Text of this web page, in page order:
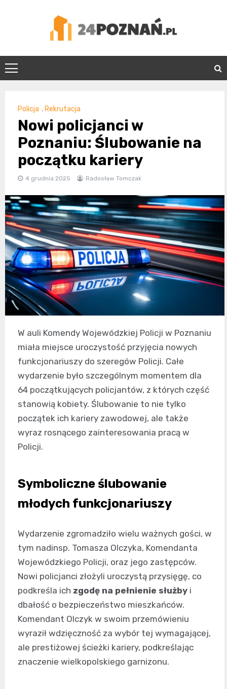
24Poznań.pl
Policja , Rekrutacja
Nowi policjanci w
Poznaniu: Ślubowanie na
początku kariery
4 grudnia 2025 Radosław Tomczak
W auli Komendy Wojewódzkiej Policji w Poznaniu
miała miejsce uroczystość przyjęcia nowych
funkcjonariuszy do szeregów Policji. Całe
wydarzenie było szczególnym momentem dla
64 początkujących policjantów, z których część
stanowią kobiety. Ślubowanie to nie tylko
początek ich kariery zawodowej, ale także
wyraz rosnącego zainteresowania pracą w
Policji.
Symboliczne ślubowanie
młodych funkcjonariuszy
Wydarzenie zgromadziło wielu ważnych gości, w
tym nadinsp. Tomasza Olczyka, Komendanta
Wojewódzkiego Policji, oraz jego zastępców.
Nowi policjanci złożyli uroczystą przysięgę, co
podkreśla ich zgodę na pełnienie służby i
dbałość o bezpieczeństwo mieszkańców.
Komendant Olczyk w swoim przemówieniu
wyraził wdzięczność za wybór tej wymagającej,
ale prestiżowej ścieżki kariery, podkreślając
znaczenie wielkopolskiego garnizonu.